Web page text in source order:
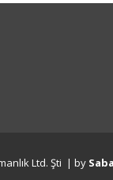
Ltd. Şti | by